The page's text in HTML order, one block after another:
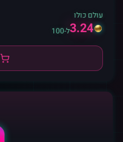
עולם כולו
3.24ל-100